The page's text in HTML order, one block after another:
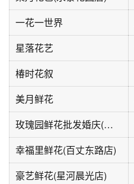
一花一世界
星落花艺
椿时花叙
美月鲜花
玫瑰园鲜花批发婚庆(徐戎路店)
幸福里鲜花(百丈东路店)
豪艺鲜花(星河晨光店)